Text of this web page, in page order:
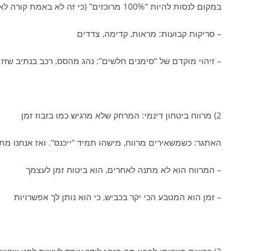
במקום לנסות להיות “100% מרוכזים” (כי זה לא באמת קורה לאורך זמן), לומדים לנהל קשב:
– סריקות קבועות: מראות, קדימה, צדדים
– זיהוי מוקדם של “סימנים חלשים”: נהג מהסס, רכב בנתיב
2) מרווח ביטחון דינמי: המרחק שלא מרגיש כמו בזבוז זמן
האתגר: כשמשאירים מרווח, מישהו תמיד “ייכנס”. ואז
– המרווח הוא לא מתנה לאחרים, הוא ביטוח זמן לעצמך
– זמן הוא המטבע הכי יקר בכביש, כי הוא נותן לך אפשרויות